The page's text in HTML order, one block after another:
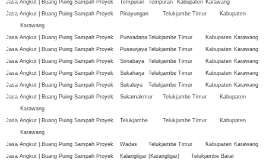
Jasa Angkut | Buang Puing Sampah Proyek Tempuran Tempuran Kabupaten Karawang
Jasa Angkut | Buang Puing Sampah Proyek
Pinayungan Telukjambe Timur
Kabupaten
Karawang
Jasa Angkut | Buang Puing Sampah Proyek
Purwadana Telukjambe Timur Kabupaten Karawang
Jasa Angkut | Buang Puing Sampah Proyek
Puseurjaya Telukjambe Timur Kabupaten Karawang
Jasa Angkut | Buang Puing Sampah Proyek
Sirnabaya Telukjambe Timur Kabupaten Karawang
Jasa Angkut | Buang Puing Sampah Proyek
Sukaharja Telukjambe Timur Kabupaten Karawang
Jasa Angkut | Buang Puing Sampah Proyek
Sukaluyu Telukjambe Timur Kabupaten Karawang
Jasa Angkut | Buang Puing Sampah Proyek
Sukamakmur Telukjambe Timur
Kabupaten
Karawang
Jasa Angkut | Buang Puing Sampah Proyek
Telukjambe Telukjambe Timur
Kabupaten
Karawang
Jasa Angkut | Buang Puing Sampah Proyek
Wadas Telukjambe Timur Kabupaten Karawang
Jasa Angkut | Buang Puing Sampah Proyek
Kalangligar (Karangligar)
Telukjambe Barat